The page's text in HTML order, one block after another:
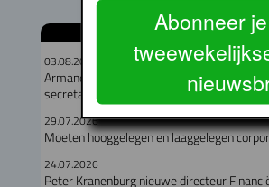
GERELATEERDE ARTIKELEN
03.08.2026
Armand van de Laar per 1 september
secretaris-directeur MRA
29.07.2026
Moeten hooggelegen en laaggelegen
24.07.2026
Peter Kranenburg nieuwe directeur
Abonneer